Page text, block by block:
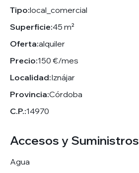
Tipo:local_comercial
Superficie:45 m²
Oferta:alquiler
Precio:150 €/mes
Localidad:Iznájar
Provincia:Córdoba
C.P.:14970
Accesos y Suministros
Agua